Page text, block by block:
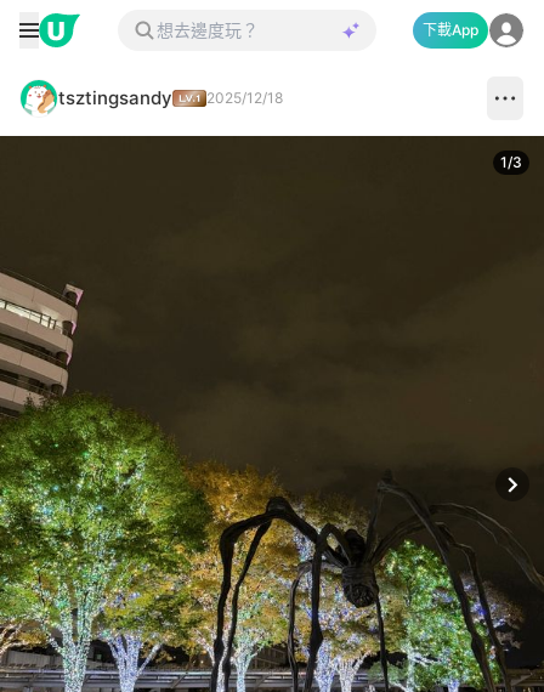
下載App
tsztingsandy 2025/12/18
1/3